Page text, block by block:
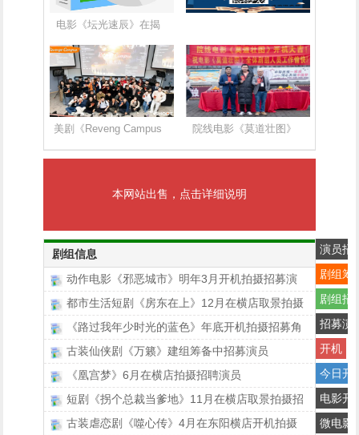
电影《坛光速辰》在揭
美剧《Reveng Campus 院线电影《莫道壮图》
本网站出售，点击详细说明
剧组信息
动作电影《邪恶城市》明年3月开机拍摄招募演
都市生活短剧《房东在上》12月在横店取景拍摄
《路过我年少时光的蓝色》年底开机拍摄招募角
古装仙侠剧《万籁》建组筹备中招募演员
《凰宫梦》6月在横店拍摄招聘演员
短剧《拐个总裁当爹地》11月在横店取景拍摄招
古装虐恋剧《噬心传》4月在东阳横店开机拍摄
演员招
剧组筹
剧组招
招募演
开机
今日开
电影开
微电影